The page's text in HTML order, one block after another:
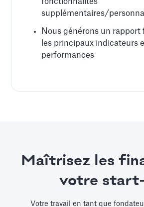
supplémentaires/
Nous générons un rapport
les principaux indicateurs
performances
Maîtrisez les
votre
Votre travail en tant que